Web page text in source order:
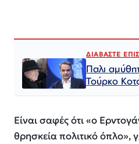
ΔΙΑΒΑΣΤΕ
Παλι
Τούρκο
Είναι σαφές ότι «ο
θρησκεία πολιτικό όπλο»,